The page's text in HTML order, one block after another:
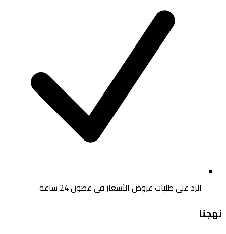
الرد على طلبات عروض الأسعار في غضون 24 ساعة
نهجنا